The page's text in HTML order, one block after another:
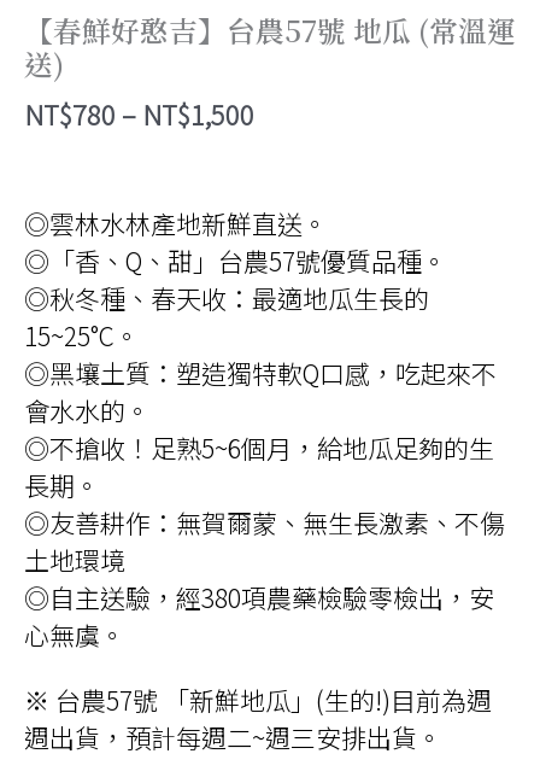
【春鮮好憨吉】台農57號 地瓜 (常溫運
送)
NT$780 – NT$1,500
圍：
NT$780
到
◎雲林水林產地新鮮直送。
◎「香、Q、甜」台農57號優質品種。
◎秋冬種、春天收：最適地瓜生長的
15~25°C。
◎黑壤土質：塑造獨特軟Q口感，吃起來不
會水水的。
◎不搶收！足熟5~6個月，給地瓜足夠的生
長期。
◎友善耕作：無賀爾蒙、無生長激素、不傷
土地環境
◎自主送驗，經380項農藥檢驗零檢出，安
心無虞。
※ 台農57號 「新鮮地瓜」(生的!)目前為週
週出貨，預計每週二~週三安排出貨。